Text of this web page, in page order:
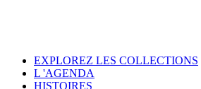
EXPLOREZ LES COLLECTIONS
L 'AGENDA
HISTOIRES